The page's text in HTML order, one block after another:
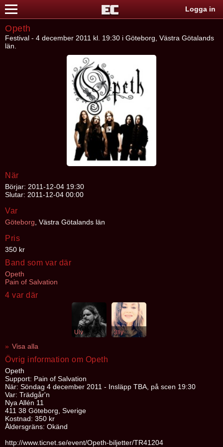
Logga in
Opeth
Festival - 4 december 2011 kl. 19:30 i Göteborg, Västra Götalands
län.
När
Börjar: 2011-12-04 19:30
Slutar: 2011-12-04 00:00
Var
Göteborg , Västra Götalands län
Pris
350 kr
Band som var där
Opeth
Pain of Salvation
4 var där
Ulv 3lly
Visa alla
Övrig information om Opeth
Opeth
Support: Pain of Salvation
När: Söndag 4 december 2011 - Insläpp TBA, på scen 19:30
Var: Trädgår'n
Nya Allén 11
411 38 Göteborg, Sverige
Kostnad: 350 kr
Åldersgräns: Okänd
http://www.ticnet.se/event/Opeth-biljetter/TR41204